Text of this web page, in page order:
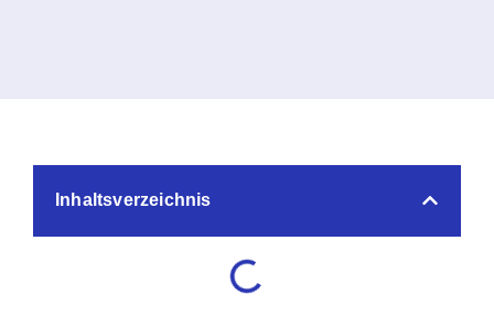
Inhaltsverzeichnis